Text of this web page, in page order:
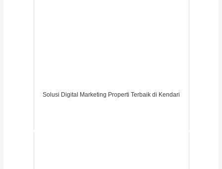
Solusi Digital Marketing Properti Terbaik di Kendari